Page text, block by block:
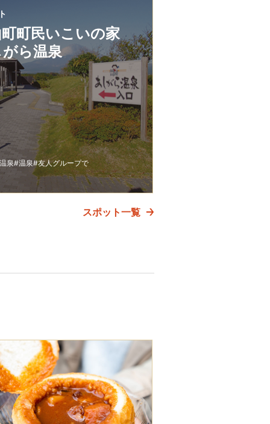
町町民いこいの家
ら温泉
泉#温泉#友人グループで
スポット一覧